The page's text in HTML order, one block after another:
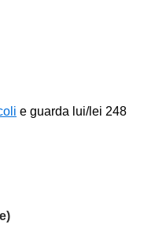
e guarda lui/lei 248